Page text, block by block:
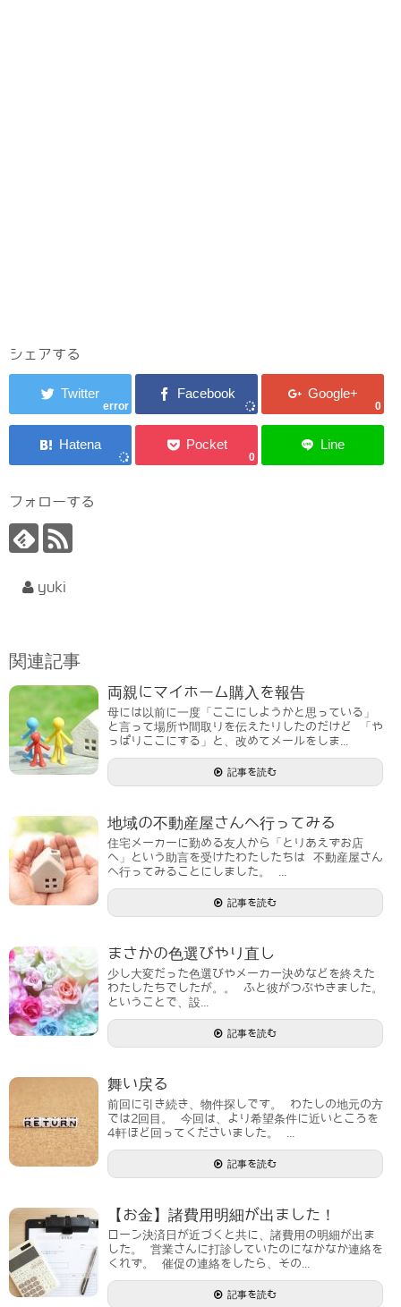
シェアする
error 0
0
フォローする
yuki
関連記事
両親にマイホーム購入を報告
母には以前に一度「ここにしようかと思っている」
と言って場所や間取りを伝えたりしたのだけど 「や
っぱりここにする」と、改めてメールをしま...
記事を読む
地域の不動産屋さんへ行ってみる
住宅メーカーに勤める友人から「とりあえずお店
へ」という助言を受けたわたしたちは 不動産屋さん
へ行ってみることにしました。 ...
記事を読む
まさかの色選びやり直し
少し大変だった色選びやメーカー決めなどを終えた
わたしたちでしたが。。 ふと彼がつぶやきました。
ということで、設...
記事を読む
舞い戻る
前回に引き続き、物件探しです。 わたしの地元の方
では2回目。 今回は、より希望条件に近いところを
4軒ほど回ってくださいました。 ...
記事を読む
【お金】諸費用明細が出ました！
ローン決済日が近づくと共に、諸費用の明細が出ま
した。 営業さんに打診していたのになかなか連絡を
くれず。 催促の連絡をしたら、その...
記事を読む